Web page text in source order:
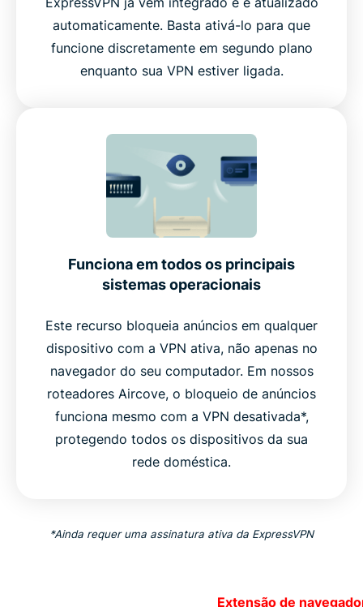
automaticamente. Basta ativá-lo para que
funcione discretamente em segundo plano
enquanto sua VPN estiver ligada.
Funciona em todos os principais
sistemas operacionais
Este recurso bloqueia anúncios em qualquer
dispositivo com a VPN ativa, não apenas no
navegador do seu computador. Em nossos
roteadores Aircove, o bloqueio de anúncios
funciona mesmo com a VPN desativada*,
protegendo todos os dispositivos da sua
rede doméstica.
*Ainda requer uma assinatura ativa da ExpressVPN
Extensão de